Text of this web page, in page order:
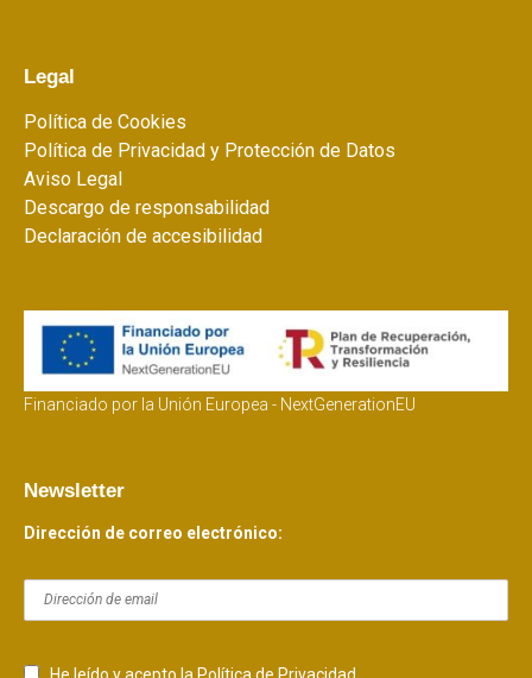
Legal
Política de Cookies
Política de Privacidad y Protección de Datos
Aviso Legal
Descargo de responsabilidad
Declaración de accesibilidad
Financiado por la Unión Europea - NextGenerationEU
Newsletter
Dirección de correo electrónico:
He leído y acepto la Política de Privacidad